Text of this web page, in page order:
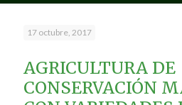
17 octubre, 2017
AGRICULTURA DE
CONSERVACIÓN